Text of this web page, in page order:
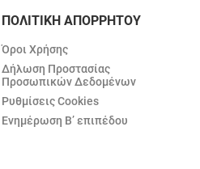
ΠΟΛΙΤΙΚΗ ΑΠΟΡΡΗΤΟΥ
Όροι Χρήσης
Δήλωση Προστασίας
Προσωπικών Δεδομένων
Ρυθμίσεις Cookies
Ενημέρωση Β’ επιπέδου